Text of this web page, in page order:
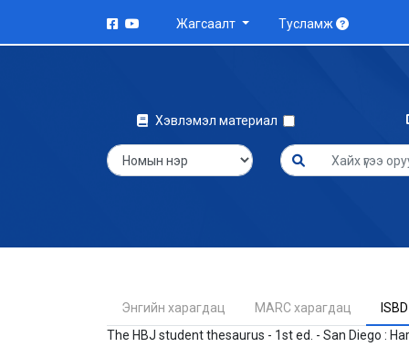
Жагсаалт Тусламж
Хэвлэмэл материал
Энгийн харагдац MARC харагдац
The HBJ student thesaurus - 1st ed. - San Diego :